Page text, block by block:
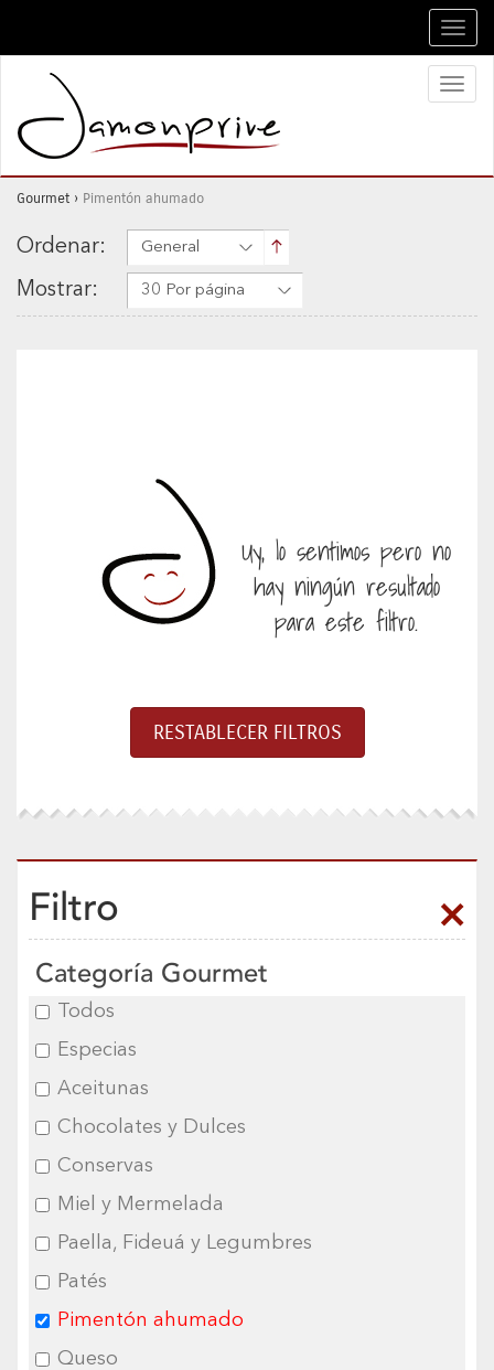
Gourmet › Pimentón ahumado
Ordenar: General
Mostrar: 30 Por página
Uy, lo sentimos pero no
hay ningún resultado
para este filtro.
Filtro
Categoría Gourmet
Todos
Especias
Aceitunas
Chocolates y Dulces
Conservas
Miel y Mermelada
Paella, Fideuá y Legumbres
Patés
Pimentón ahumado
Queso